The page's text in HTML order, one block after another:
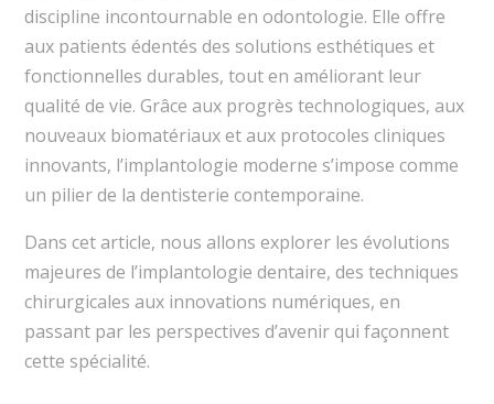
discipline incontournable en odontologie. Elle offre
aux patients édentés des solutions esthétiques et
fonctionnelles durables, tout en améliorant leur
qualité de vie. Grâce aux progrès technologiques, aux
nouveaux biomatériaux et aux protocoles cliniques
innovants, l’implantologie moderne s’impose comme
un pilier de la dentisterie contemporaine.
Dans cet article, nous allons explorer les évolutions
majeures de l’implantologie dentaire, des techniques
chirurgicales aux innovations numériques, en
passant par les perspectives d’avenir qui façonnent
cette spécialité.